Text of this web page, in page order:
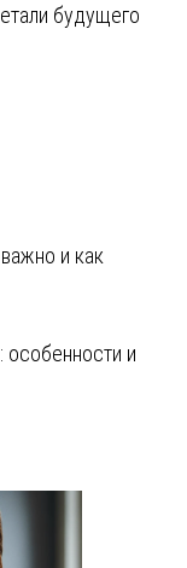
будущего
и как
особенности и